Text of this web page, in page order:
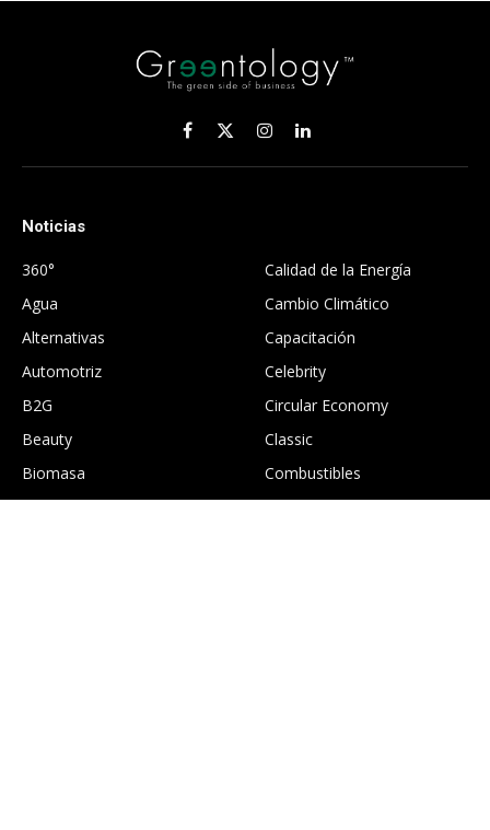
Facebook
X
(Twitter)
InstagramLinkedIn
Noticias
360°
Agua
Alternativas
Automotriz
B2G
Beauty
Biomasa
Calidad de la Energía
Cambio Climático
Capacitación
Celebrity
Circular Economy
Classic
Combustibles